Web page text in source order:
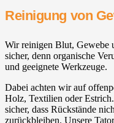
Reinigung von
Wir reinigen Blut, Gewebe
sicher, denn organische
und geeignete Werkzeuge.
Dabei achten wir auf
Holz, Textilien oder
sicher, dass Rückstände
zurückbleiben. Unsere